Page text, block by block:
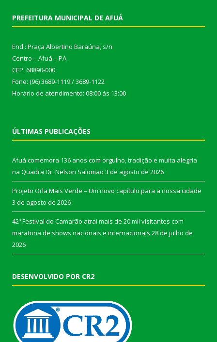
PREFEITURA MUNICIPAL DE AFUÁ
End.: Praça Albertino Baraúna, s/n
Centro – Afuá – PA
CEP: 68890-000
Fone: (96) 3689-1119 / 3689-1122
Horário de atendimento: 08:00 às 13:00
ÚLTIMAS PUBLICAÇÕES
Afuá comemora 136 anos com orgulho, tradição e muita alegria
na Quadra Dr. Nelson Salomão 3 de agosto de 2026
Projeto Orla Mais Verde – Um novo capítulo para a nossa cidade
3 de agosto de 2026
42º Festival do Camarão atrai mais de 20 mil visitantes com
maratona de shows nacionais e internacionais 28 de julho de
2026
DESENVOLVIDO POR CR2